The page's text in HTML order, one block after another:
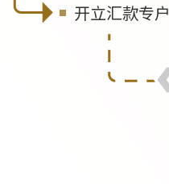
开立汇款专户